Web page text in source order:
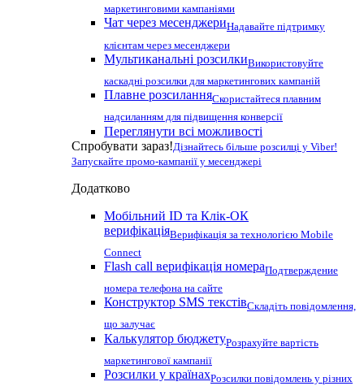
маркетинговими кампаніями
Чат через месенджериНадавайте підтримку
клієнтам через месенджери
Мультиканальні розсилкиВикористовуйте
каскадні розсилки для маркетингових кампаній
Плавне розсиланняСкористайтеся плавним
надсиланням для підвищення конверсії
Переглянути всі можливості
Спробувати зараз!Дізнайтесь більше розсилці у Viber!
Запускайте промо-кампанії у месенджері
Додатково
Мобільний ID та Клік-ОК
верифікаціяВерифікація за технологією Mobile
Connect
Flash call верифікація номераПодтверждение
номера телефона на сайте
Конструктор SMS текстівСкладіть повідомлення,
що залучає
Калькулятор бюджетуРозрахуйте вартість
маркетингової кампанії
Розсилки у країнахРозсилки повідомлень у різних